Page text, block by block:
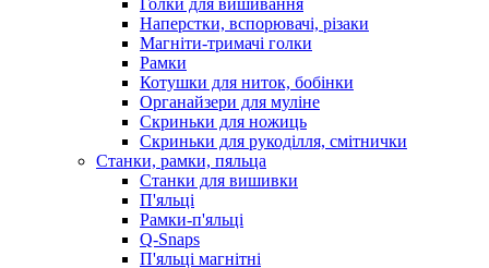
Наперстки, вспорювачі, різаки
Магніти-тримачі голки
Рамки
Котушки для ниток, бобінки
Органайзери для муліне
Скриньки для ножиць
Скриньки для рукоділля, смітнички
Станки, рамки, пяльца
Станки для вишивки
П'яльці
Рамки-п'яльці
Q-Snaps
П'яльці магнітні